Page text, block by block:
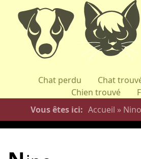
Aller
au
contenu
principal
Chat perdu Chat
Chien trouvé
Vous êtes ici
Accueil » Nino